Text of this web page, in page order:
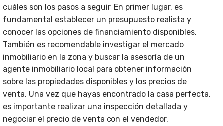
cuáles son los pasos a seguir. En primer lugar, es
fundamental establecer un presupuesto realista y
conocer las opciones de financiamiento disponibles.
También es recomendable investigar el mercado
inmobiliario en la zona y buscar la asesoría de un
agente inmobiliario local para obtener información
sobre las propiedades disponibles y los precios de
venta. Una vez que hayas encontrado la casa perfecta,
es importante realizar una inspección detallada y
negociar el precio de venta con el vendedor.